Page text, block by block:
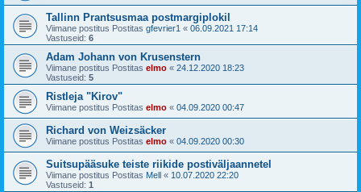
Tallinn Prantsusmaa postmargiplokil
Viimane postitus Postitas gfevrier1 « 06.09.2021 17:14
Vastuseid: 6
Adam Johann von Krusenstern
Viimane postitus Postitas elmo « 24.12.2020 18:23
Vastuseid: 5
Ristleja "Kirov"
Viimane postitus Postitas elmo « 04.09.2020 00:47
Richard von Weizsäcker
Viimane postitus Postitas elmo « 04.09.2020 00:30
Suitsupääsuke teiste riikide postiväljaannetel
Viimane postitus Postitas Mell « 10.07.2020 22:20
Vastuseid: 1